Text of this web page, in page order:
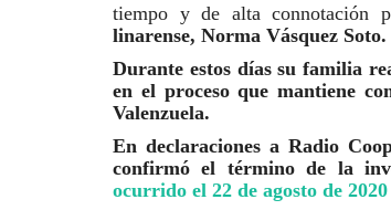
tiempo y de alta connotación
linarense, Norma Vásquez Soto.
Durante estos días su familia
en el proceso que mantiene
Valenzuela.
En declaraciones a Radio
confirmó el término de la
ocurrido el 22 de agosto de
Tribunales